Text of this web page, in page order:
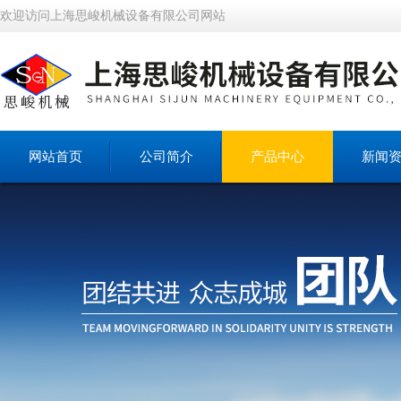
欢迎访问上海思峻机械设备有限公司网站
网站首页 公司简介 产品中心 新闻